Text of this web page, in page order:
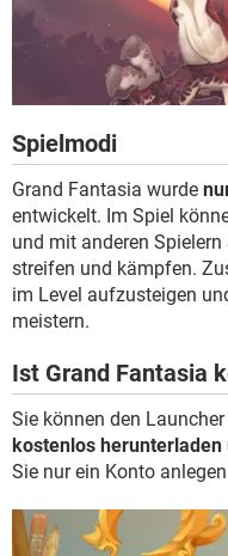
Spielmodi
Grand Fantasia wurde
entwickelt. Im Spiel
und mit anderen
streifen und kämpfen.
im Level aufzusteigen
meistern.
Ist Grand Fantasia
Sie können den
kostenlos herunterladen
Sie nur ein Konto